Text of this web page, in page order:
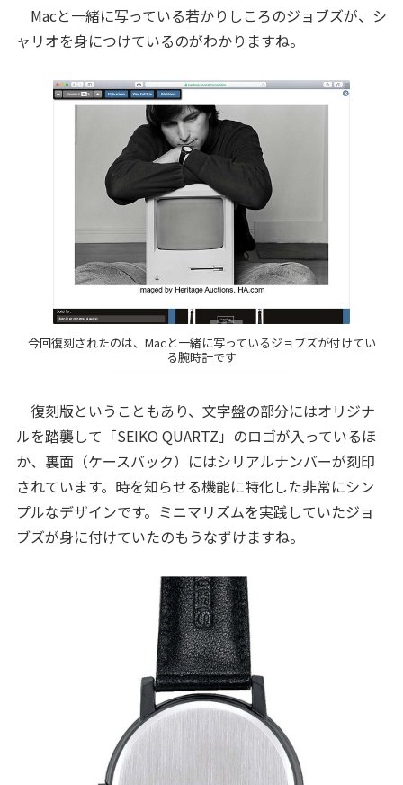
Macと一緒に写っている若かりしころのジョブズが、シ
ャリオを身につけているのがわかりますね。
今回復刻されたのは、Macと一緒に写っているジョブズが付けてい
る腕時計です
復刻版ということもあり、文字盤の部分にはオリジナ
ルを踏襲して「SEIKO QUARTZ」のロゴが入っているほ
か、裏面（ケースバック）にはシリアルナンバーが刻印
されています。時を知らせる機能に特化した非常にシン
プルなデザインです。ミニマリズムを実践していたジョ
ブズが身に付けていたのもうなずけますね。